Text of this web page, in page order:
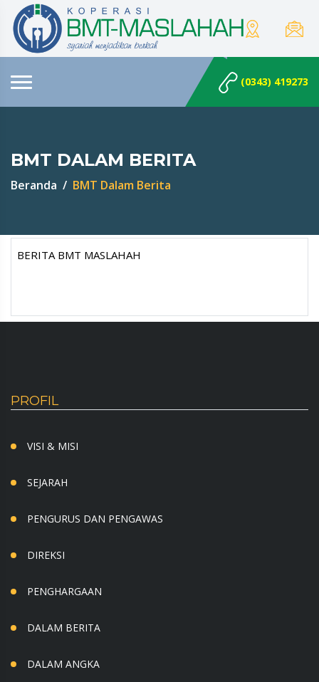
(0343) 419273
BMT DALAM BERITA
Beranda BMT Dalam Berita
BERITA BMT MASLAHAH
PROFIL
VISI & MISI
SEJARAH
PENGURUS DAN PENGAWAS
DIREKSI
PENGHARGAAN
DALAM BERITA
DALAM ANGKA